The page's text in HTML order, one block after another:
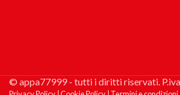
© appa77999 - tutti i diritti riservati.